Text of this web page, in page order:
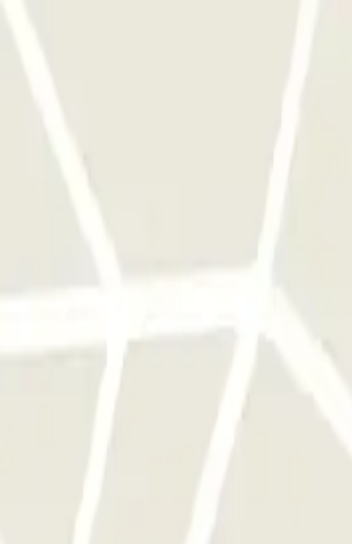
una vez hecha la reserva.
Barcelona-El Prat en función de
hasta las 21:00. 25/12- abiertos para
de la mañana. Comuniquen con
ha avisado: - Retraso de entre 2 y 6 h: 5 €
reserva se aplica la tarifa en vigor.